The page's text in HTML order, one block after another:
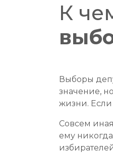
К
Выборы
значение,
жизни.
Совсем
ему